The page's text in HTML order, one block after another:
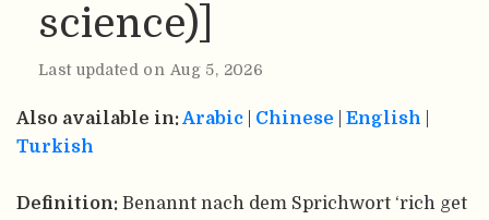
science)]
Last updated on Aug 5, 2026
Also available in:Arabic Chinese English
Turkish
Definition: Benannt nach dem Sprichwort ‘rich get